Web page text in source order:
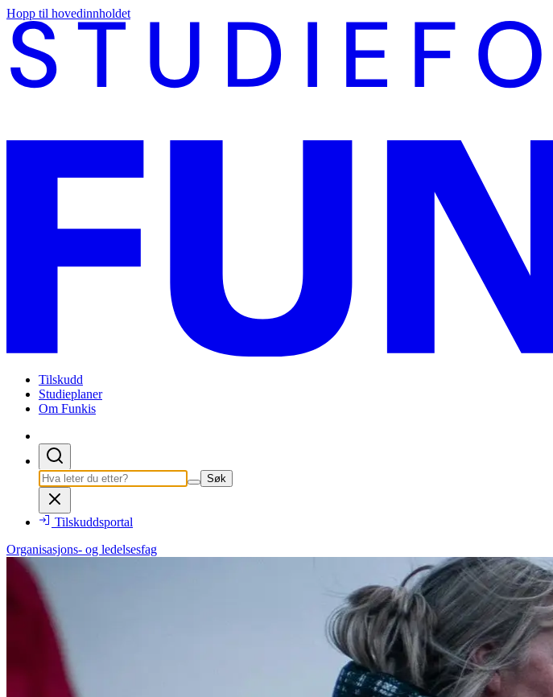
Hopp til hovedinnholdet
Tilskudd
Studieplaner
Om Funkis
Søk
Tilskuddsportal
Organisasjons- og ledelsesfag